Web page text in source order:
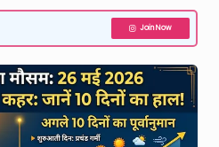
Join Now